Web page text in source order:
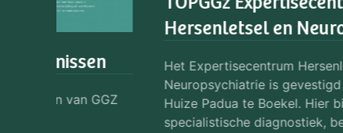
Licht Verstandelijke Beperking
Padua, is het Expertisecentrum Psychiatrie en
Licht Verstandelijke Beperking (LVB-P)
gevestigd. Dit centrum is onderdeel van GGZ
Oost Brabant. Wij bieden hoogspecialistische